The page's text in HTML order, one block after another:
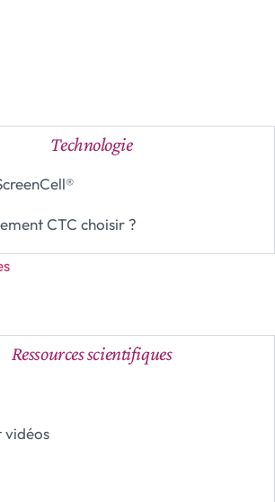
Technologie
CTC choisir ?
Ressources scientifiques
vidéos